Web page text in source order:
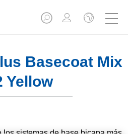
Basecoat Mix
Yellow